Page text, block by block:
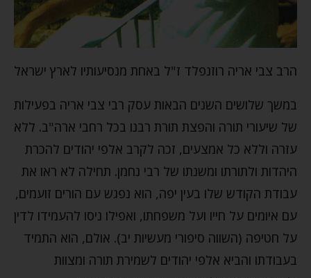
הרב צבי אריה רוזנפלד ז"ל באחת מנסיעותיו לארץ ישראל
במשך שלושים השנים הבאות עסק רבי צבי אריה בפעילות
של שיעורי תורה והפצת תורת רבנו בכל רחבי ארה"ב. ללא
עזרה וללא כל אמצעים, זכה לקרב אלפי יהודים להכרת
היהדות ולתורתו ומשנתו של רבי נחמן. תחילה לא ראו את
עבודת הקודש שלו בעין יפה, הוא נפגש עם הורים זועמים,
עם איומים על חייו ועל משפחתו, ואפילו ניסו להעמידו לדין
על חטיפה (השווה סיפורי מעשיות יב). אולם, הוא התמיד
בעבודתו והביא אלפי יהודים לשמירת תורה ומצוות